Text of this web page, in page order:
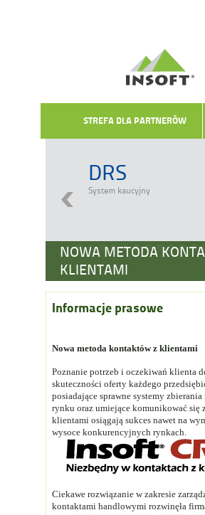
STREFA DLA PARTNERÓW
NOWA METODA
KLIENTAMI
DRS
System kaucyjny
Informacje prasowe
Nowa metoda kontaktów z klientami
Poznanie potrzeb i oczekiwań klienta
skuteczności oferty każdego
posiadające sprawne systemy
rynku oraz umiejące komunikować się
klientami osiągają sukces nawet na
wysoce konkurencyjnych rynkach.
Ciekawe rozwiązanie w zakresie
kontaktami handlowymi rozwinęła